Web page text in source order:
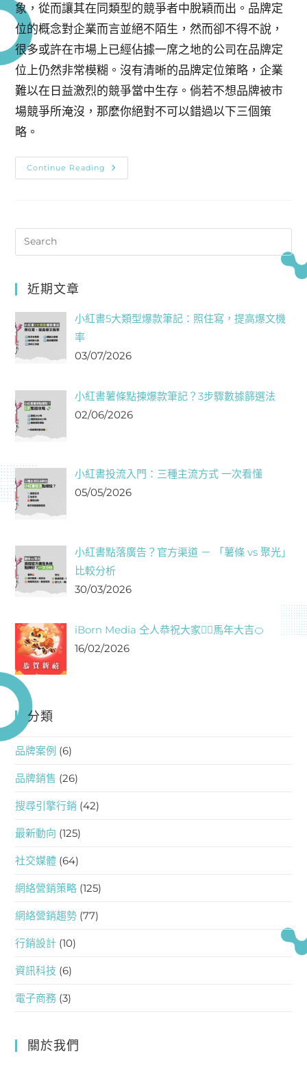
象，從而讓其在同類型的競爭者中脫穎而出。品牌定
位的概念對企業而言並絕不陌生，然而卻不得不說，
很多或許在市場上已經佔據一席之地的公司在品牌定
位上仍然非常模糊。沒有清晰的品牌定位策略，企業
難以在日益激烈的競爭當中生存。倘若不想品牌被市
場競爭所淹沒，那麼你絕對不可以錯過以下三個策
略。
Continue Reading
近期文章
小紅書5大類型爆款筆記：照住寫，提高爆文機
率
03/07/2026
小紅書薯條點揀爆款筆記？3步驟數據篩選法
02/06/2026
小紅書投流入門：三種主流方式 一次看懂
05/05/2026
小紅書點落廣告？官方渠道 － 「薯條 vs 聚光」
比較分析
30/03/2026
iBorn Media 仝人恭祝大家❤️‍🔥馬年大吉🍊
16/02/2026
分類
品牌案例 (6)
品牌銷售 (26)
搜尋引擎行銷 (42)
最新動向 (125)
社交媒體 (64)
網絡營銷策略 (125)
網絡營銷趨勢 (77)
行銷設計 (10)
資訊科技 (6)
電子商務 (3)
關於我們